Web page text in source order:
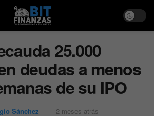
25.000
deudas a menos
de su IPO
Sánchez 2 meses atrás